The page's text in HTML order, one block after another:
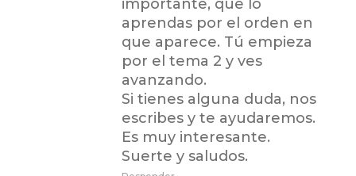
importante, que lo
aprendas por el orden en
que aparece. Tú empieza
por el tema 2 y ves
avanzando.
Si tienes alguna duda, nos
escribes y te ayudaremos.
Es muy interesante.
Suerte y saludos.